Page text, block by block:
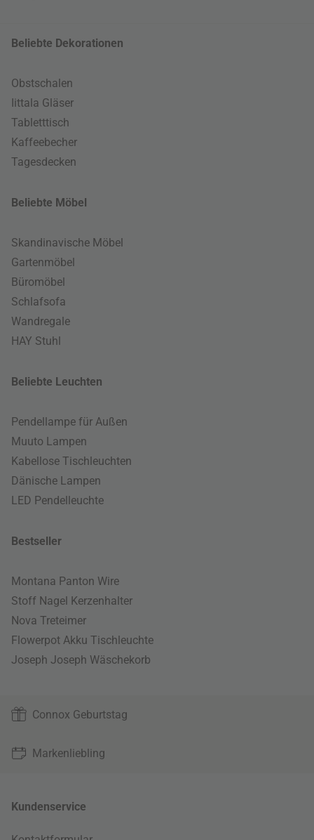
Beliebte Dekorationen
Obstschalen
Iittala Gläser
Tabletttisch
Kaffeebecher
Tagesdecken
Beliebte Möbel
Skandinavische Möbel
Gartenmöbel
Büromöbel
Schlafsofa
Wandregale
HAY Stuhl
Beliebte Leuchten
Pendellampe für Außen
Muuto Lampen
Kabellose Tischleuchten
Dänische Lampen
LED Pendelleuchte
Bestseller
Montana Panton Wire
Stoff Nagel Kerzenhalter
Nova Treteimer
Flowerpot Akku Tischleuchte
Joseph Joseph Wäschekorb
Connox Geburtstag
Markenliebling
Kundenservice